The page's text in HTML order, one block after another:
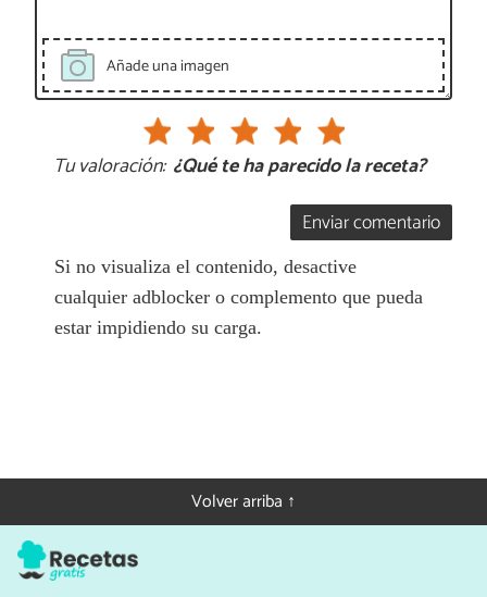
Añade una imagen
Tu valoración: ¿Qué te ha parecido la receta?
Enviar comentario
Si no visualiza el contenido, desactive
cualquier adblocker o complemento que pueda
estar impidiendo su carga.
Volver arriba ↑